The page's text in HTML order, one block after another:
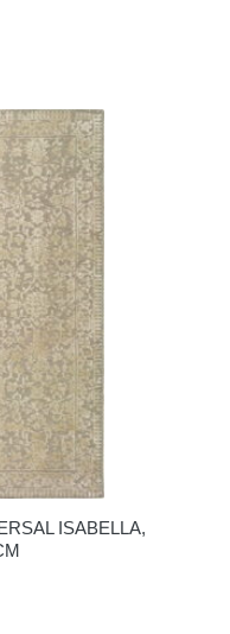
ISABELLA,